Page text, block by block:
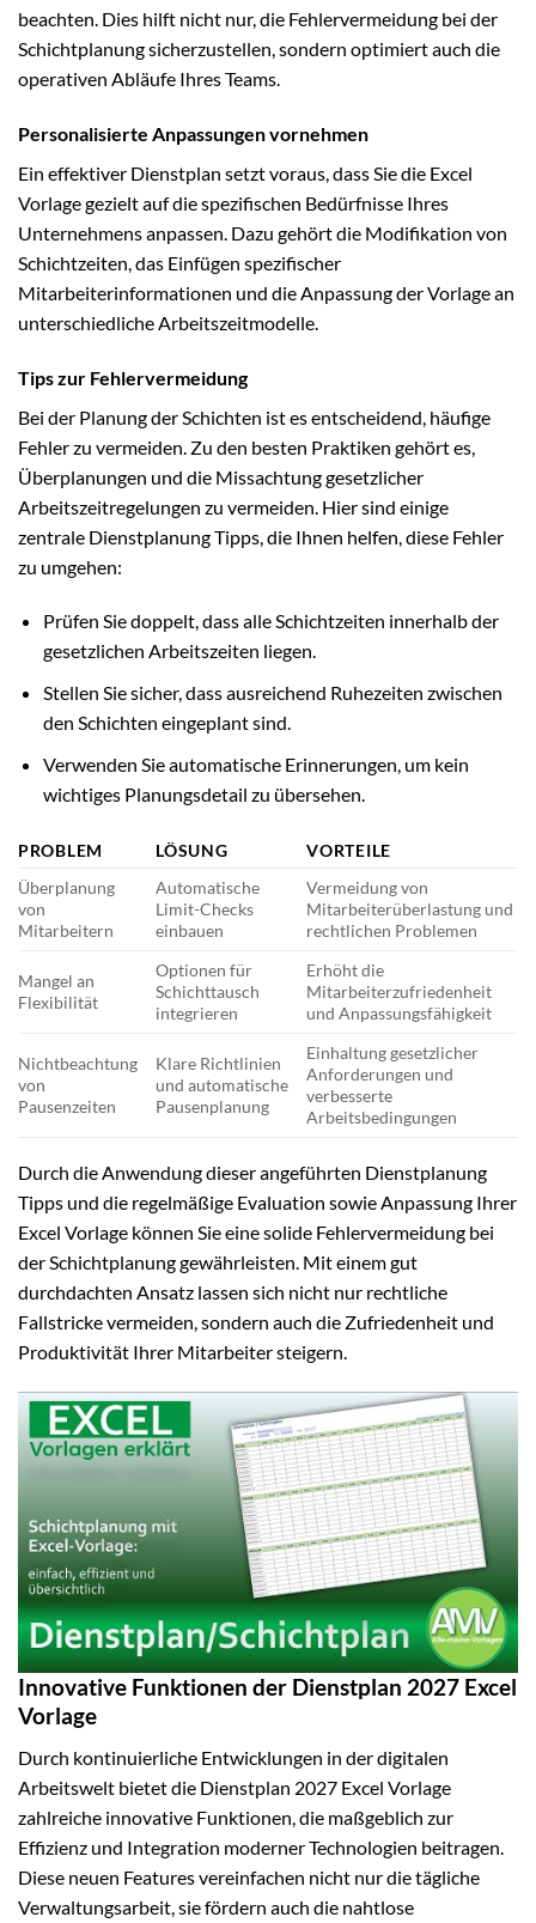
beachten. Dies hilft nicht nur, die Fehlervermeidung bei der
Schichtplanung sicherzustellen, sondern optimiert auch die
operativen Abläufe Ihres Teams.
Personalisierte Anpassungen vornehmen
Ein effektiver Dienstplan setzt voraus, dass Sie die Excel
Vorlage gezielt auf die spezifischen Bedürfnisse Ihres
Unternehmens anpassen. Dazu gehört die Modifikation von
Schichtzeiten, das Einfügen spezifischer
Mitarbeiterinformationen und die Anpassung der Vorlage an
unterschiedliche Arbeitszeitmodelle.
Tips zur Fehlervermeidung
Bei der Planung der Schichten ist es entscheidend, häufige
Fehler zu vermeiden. Zu den besten Praktiken gehört es,
Überplanungen und die Missachtung gesetzlicher
Arbeitszeitregelungen zu vermeiden. Hier sind einige
zentrale Dienstplanung Tipps, die Ihnen helfen, diese Fehler
zu umgehen:
Prüfen Sie doppelt, dass alle Schichtzeiten innerhalb der
gesetzlichen Arbeitszeiten liegen.
Stellen Sie sicher, dass ausreichend Ruhezeiten zwischen
den Schichten eingeplant sind.
Verwenden Sie automatische Erinnerungen, um kein
wichtiges Planungsdetail zu übersehen.
PROBLEM LÖSUNG
VORTEILE
Überplanung
von
Mitarbeitern
Automatische
Limit-Checks
einbauen
Vermeidung von
Mitarbeiterüberlastung und
rechtlichen Problemen
Mangel an
Flexibilität
Optionen für
Schichttausch
integrieren
Erhöht die
Mitarbeiterzufriedenheit
und Anpassungsfähigkeit
Nichtbeachtung
von
Pausenzeiten
Klare Richtlinien
und automatische
Pausenplanung
Einhaltung gesetzlicher
Anforderungen und
verbesserte
Arbeitsbedingungen
Durch die Anwendung dieser angeführten Dienstplanung
Tipps und die regelmäßige Evaluation sowie Anpassung Ihrer
Excel Vorlage können Sie eine solide Fehlervermeidung bei
der Schichtplanung gewährleisten. Mit einem gut
durchdachten Ansatz lassen sich nicht nur rechtliche
Fallstricke vermeiden, sondern auch die Zufriedenheit und
Produktivität Ihrer Mitarbeiter steigern.
Innovative Funktionen der Dienstplan 2027 Excel
Vorlage
Durch kontinuierliche Entwicklungen in der digitalen
Arbeitswelt bietet die Dienstplan 2027 Excel Vorlage
zahlreiche innovative Funktionen, die maßgeblich zur
Effizienz und Integration moderner Technologien beitragen.
Diese neuen Features vereinfachen nicht nur die tägliche
Verwaltungsarbeit, sie fördern auch die nahtlose